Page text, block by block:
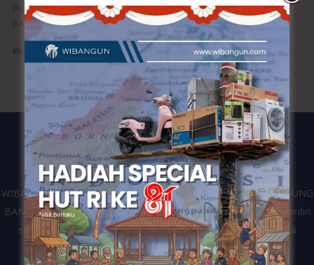
penting. Pilih furnitur yang fleksibel dan mudah dipindahkan. Dekorasi
pada desain kafe kecil
Read More »
WIBANGUN merupakan kontraktor dari perusahaan CV. WIDIAGUNG
BANGUN yang bergerak di bidang jasa konstruksi bangunan. Berdiri
sejak tahun 2016 dan telah melayani berbagai klien dari mulai
pemerintahan, swasta dan personal di Kota Semarang.